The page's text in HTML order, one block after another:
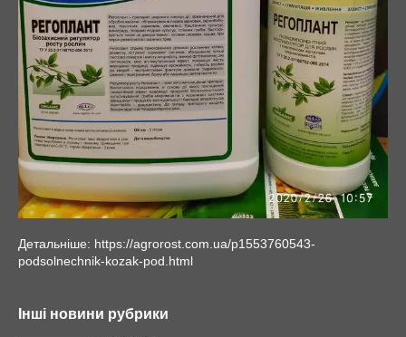
Детальніше: https://agrorost.com.ua/p1553760543-
podsolnechnik-kozak-pod.html
Інші новини рубрики